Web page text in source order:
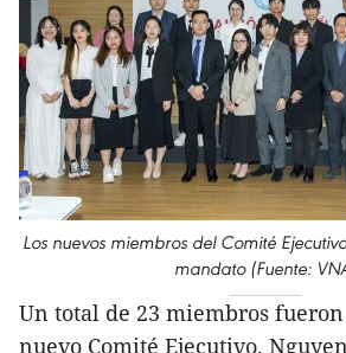
Los nuevos miembros del Comité
mandato (Fuente:
Un total de 23 miembros
nuevo Comité Ejecutivo.